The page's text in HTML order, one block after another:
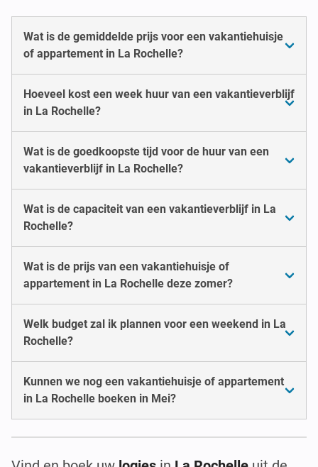
Wat is de gemiddelde prijs voor een vakantiehuisje
of appartement in La Rochelle?
Hoeveel kost een week huur van een vakantieverblijf
in La Rochelle?
Wat is de goedkoopste tijd voor de huur van een
vakantieverblijf in La Rochelle?
Wat is de capaciteit van een vakantieverblijf in La
Rochelle?
Wat is de prijs van een vakantiehuisje of
appartement in La Rochelle deze zomer?
Welk budget zal ik plannen voor een weekend in La
Rochelle?
Kunnen we nog een vakantiehuisje of appartement
in La Rochelle boeken in Mei?